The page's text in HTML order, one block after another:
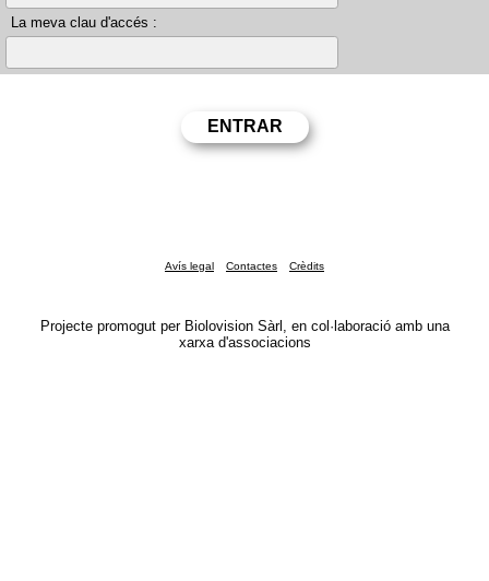
La meva clau d'accés :
Avís legal Contactes Crèdits
Projecte promogut per Biolovision Sàrl, en col·laboració amb una
xarxa d'associacions